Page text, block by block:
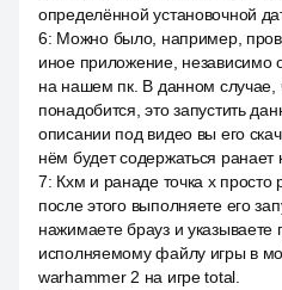
определённой установочной
6: Можно было, например,
иное приложение, независимо
на нашем пк. В данном случае,
понадобится, это запустить
описании под видео вы его
нём будет содержаться ранает
7: Кхм и ранаде точка x просто
после этого выполняете его
нажимаете брауз и указываете
исполняемому файлу игры в
warhammer 2 на игре total.